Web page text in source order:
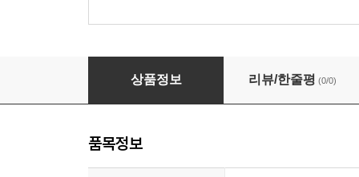
BBC 레전드 그레이트 레코딩스 4집 (BBC
상품정보 리뷰/한줄평 (0/0)
품목정보